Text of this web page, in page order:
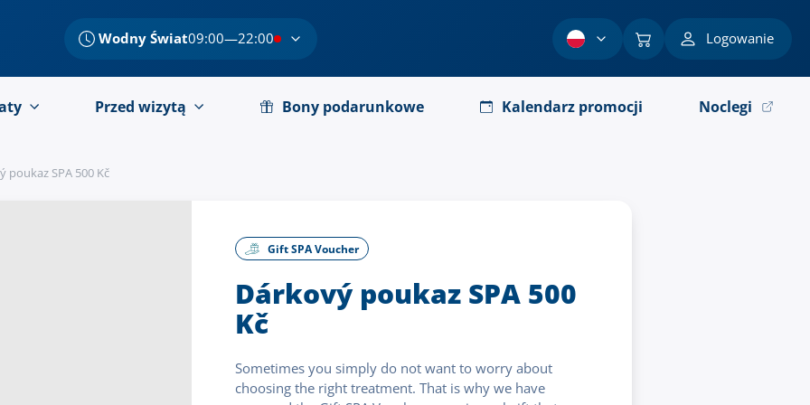
Wodny Świat09:00—22:00 Logowanie
Przed wizytą Bony podarunkowe Kalendarz promocji Noclegi
poukaz SPA 500 Kč
Gift SPA Voucher
Dárkový poukaz SPA 500
Kč
Sometimes you simply do not want to worry about
choosing the right treatment. That is why we have